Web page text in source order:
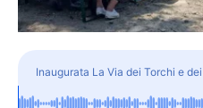
Inaugurata La Via dei Torchi e